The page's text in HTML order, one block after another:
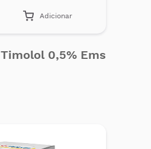
Adicionar
0,5% Ems